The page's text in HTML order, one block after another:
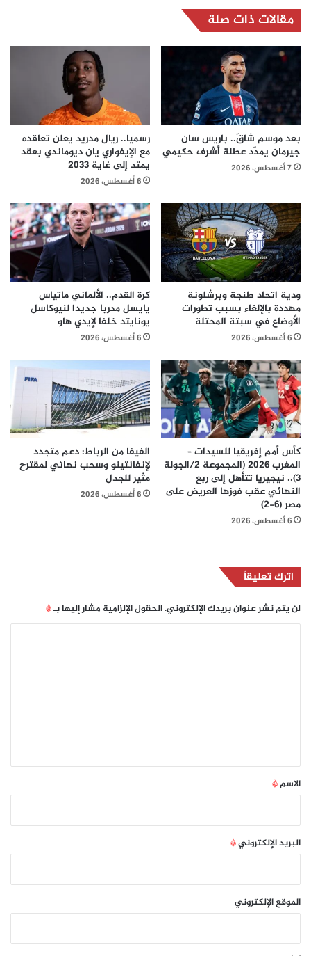
مقالات ذات صلة
بعد موسم شاقّ.. باريس سان
جيرمان يمدّد عطلة أشرف حكيمي
7 أغسطس، 2026
رسميا.. ريال مدريد يعلن تعاقده
مع الإيفواري يان ديوماندي بعقد
يمتد إلى غاية 2033
6 أغسطس، 2026
ودية اتحاد طنجة وبرشلونة
مهددة بالإلغاء بسبب تطورات
الأوضاع في سبتة المحتلة
6 أغسطس، 2026
كرة القدم.. الألماني ماتياس
يايسل مدربا جديدا لنيوكاسل
يونايتد خلفا لإيدي هاو
6 أغسطس، 2026
كأس أمم إفريقيا للسيدات –
المغرب 2026 (المجموعة 2/الجولة
3).. نيجيريا تتأهل إلى ربع
النهائي عقب فوزها العريض على
مصر (6-2)
6 أغسطس، 2026
الفيفا من الرباط: دعم متجدد
لإنفانتينو وسحب نهائي لمقترح
مثير للجدل
6 أغسطس، 2026
اترك تعليقاً
لن يتم نشر عنوان بريدك الإلكتروني.الحقول الإلزامية مشار إليها بـ*
*
الاسم*
البريد الإلكتروني*
الموقع الإلكتروني